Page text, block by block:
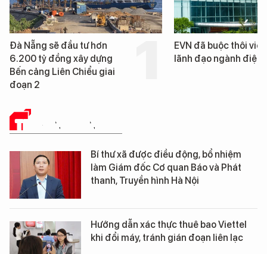
Đà Nẵng sẽ đầu tư hơn
6.200 tỷ đồng xây dựng
Bến cảng Liên Chiểu giai
đoạn 2
EVN đã buộc thôi
lãnh đạo ngành điện
TRUYỀN THÔNG SỐ
Bí thư xã được điều động, bổ nhiệm
làm Giám đốc Cơ quan Báo và Phát
thanh, Truyền hình Hà Nội
Hướng dẫn xác thực thuê bao Viettel
khi đổi máy, tránh gián đoạn liên lạc